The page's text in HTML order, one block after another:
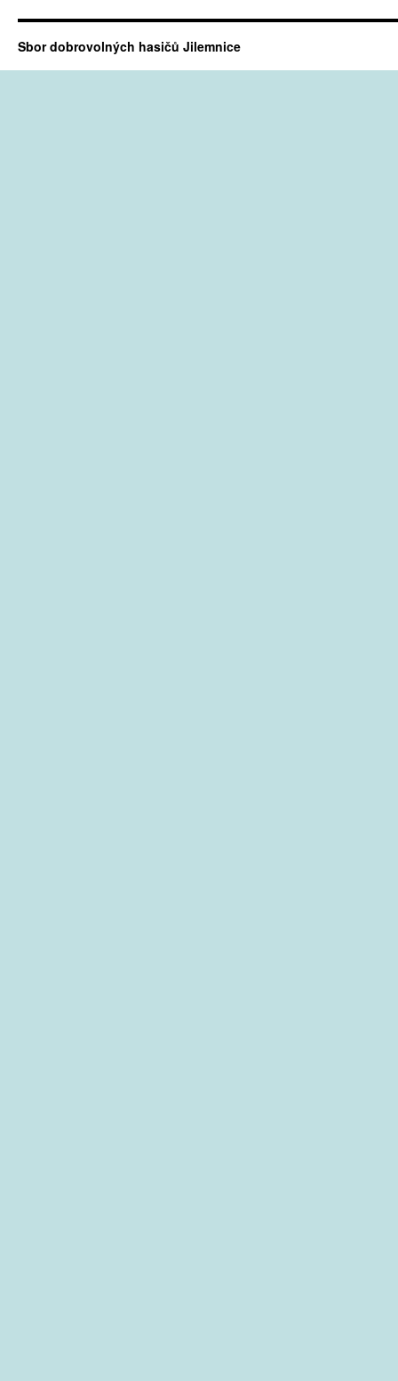
Sbor dobrovolných hasičů Jilemnice